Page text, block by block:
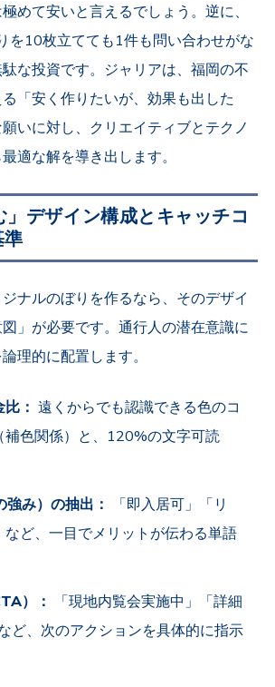
めて安いと言えるでしょう。逆に、
を10枚立てても1件も問い合わせがな
な投資です。ジャリアは、福岡の不
「安く作りたいが、効果も出した
いに対し、クリエイティブとテクノ
適な解を導き出します。
」デザイン構成とキャッチコ
準
ナルのぼりを作るなら、そのデザイ
」が必要です。通行人の潜在意識に
理的に配置します。
： 遠くからでも認識できる色のコ
補色関係）と、120%の文字可読
み）の抽出：
「即入居可」「リ
など、一目でメリットが伝わる単語
）：
「現地内覧会実施中」「詳細
ど、次のアクションを具体的に指示